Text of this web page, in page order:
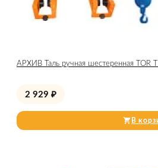
АРХИВ Таль ручная шестеренная
2 929 ₽
В